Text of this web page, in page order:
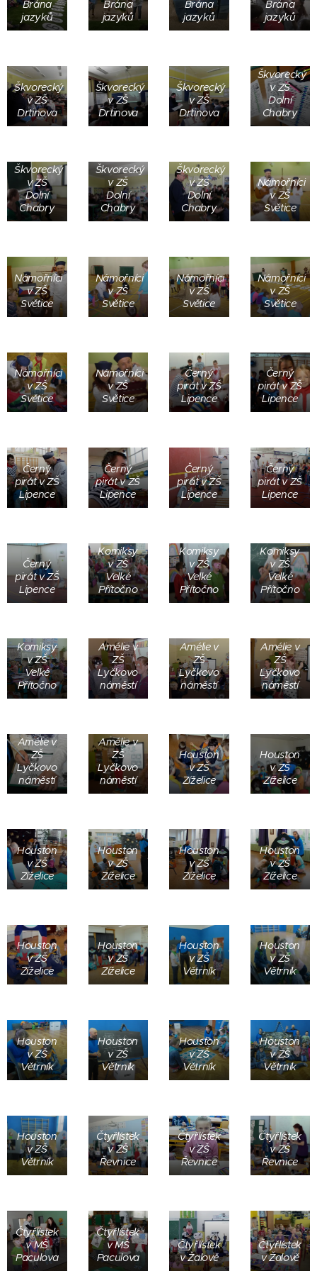
Brána
jazyků
Brána
jazyků
Brána
jazyků
Brána
jazyků
Škvorecký
v ZŠ
Drtinova
Škvorecký
v ZŠ
Drtinova
Škvorecký
v ZŠ
Drtinova
Škvorecký
v ZŠ
Dolní
Chabry
Škvorecký
v ZŠ
Dolní
Chabry
Škvorecký
v ZŠ
Dolní
Chabry
Škvorecký
v ZŠ
Dolní
Chabry
Námořníci
v ZŠ
Světice
Námořníci
v ZŠ
Světice
Námořníci
v ZŠ
Světice
Námořníci
v ZŠ
Světice
Námořníci
v ZŠ
Světice
Námořníci
v ZŠ
Světice
Námořníci
v ZŠ
Světice
Černý
pirát v ZŠ
Lipence
Černý
pirát v ZŠ
Lipence
Černý
pirát v ZŠ
Lipence
Černý
pirát v ZŠ
Lipence
Černý
pirát v ZŠ
Lipence
Černý
pirát v ZŠ
Lipence
Černý
pirát v ZŠ
Lipence
Komiksy
v ZŠ
Velké
Přítočno
Komiksy
v ZŠ
Velké
Přítočno
Komiksy
v ZŠ
Velké
Přítočno
Komiksy
v ZŠ
Velké
Přítočno
Amélie v
ZŠ
Lyčkovo
náměstí
Amélie v
ZŠ
Lyčkovo
náměstí
Amélie v
ZŠ
Lyčkovo
náměstí
Amélie v
ZŠ
Lyčkovo
náměstí
Amélie v
ZŠ
Lyčkovo
náměstí
Houston
v ZŠ
Zíželice
Houston
v ZŠ
Zíželice
Houston
v ZŠ
Zíželice
Houston
v ZŠ
Zíželice
Houston
v ZŠ
Zíželice
Houston
v ZŠ
Zíželice
Houston
v ZŠ
Zíželice
Houston
v ZŠ
Zíželice
Houston
v ZŠ
Větrník
Houston
v ZŠ
Větrník
Houston
v ZŠ
Větrník
Houston
v ZŠ
Větrník
Houston
v ZŠ
Větrník
Houston
v ZŠ
Větrník
Houston
v ZŠ
Větrník
Čtyřlístek
v ZŠ
Řevnice
Čtyřlístek
v ZŠ
Řevnice
Čtyřlístek
v ZŠ
Řevnice
Čtyřlístek
v MŠ
Paculova
Čtyřlístek
v MŠ
Paculova
Čtyřlístek
v Žalově
Čtyřlístek
v Žalově